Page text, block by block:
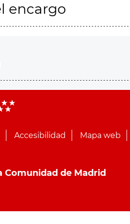
encargo
Accesibilidad Mapa web
Comunidad de Madrid